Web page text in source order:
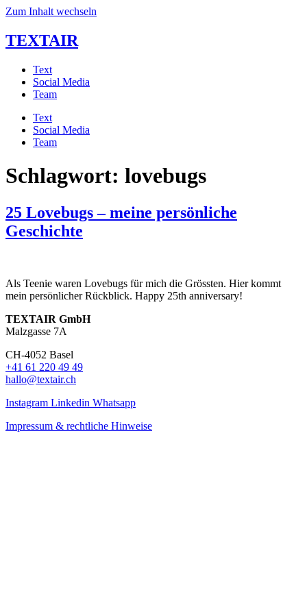
Zum Inhalt wechseln
TEXTAIR
Text
Social Media
Team
Text
Social Media
Team
Schlagwort: lovebugs
25 Lovebugs – meine persönliche
Geschichte
Als Teenie waren Lovebugs für mich die Grössten. Hier kommt
mein persönlicher Rückblick. Happy 25th anniversary!
TEXTAIR GmbH
Malzgasse 7A
CH-4052 Basel
+41 61 220 49 49
hallo@textair.ch
Instagram Linkedin Whatsapp
Impressum & rechtliche Hinweise